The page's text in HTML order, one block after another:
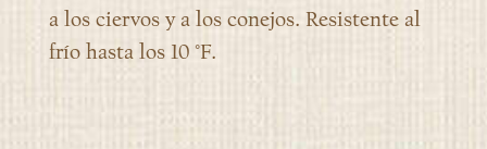
a los ciervos y a los conejos. Resistente al
frío hasta los 10 °F.